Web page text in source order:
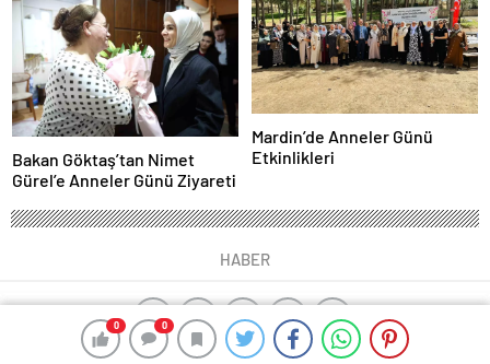
0 0
0 0
Bakan Göktaş’tan Nimet
Gürel’e Anneler Günü Ziyareti
Mardin’de Anneler Günü
Etkinlikleri
HABER